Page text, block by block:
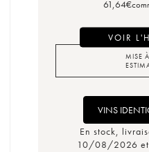
61,64€
VOIR
MISE
VINS
En stock,
10/08/2026